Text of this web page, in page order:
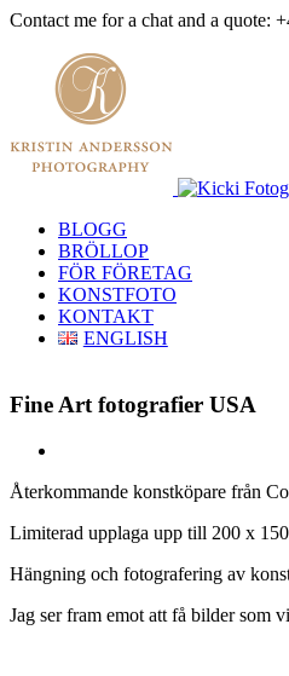
Skip
content
Contact me for a chat and a quote:
BLOGG
BRÖLLOP
FÖR FÖRETAG
KONSTFOTO
KONTAKT
ENGLISH
Fine Art fotografier USA
Image
Återkommande konstköpare från
Limiterad upplaga upp till 200 x
Hängning och fotografering av
Jag ser fram emot att få bilder som